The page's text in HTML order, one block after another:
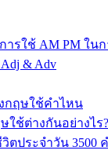
ารใช้ AM PM ใน
& Adv
กฤษใช้คำไหน
ใช้ต่างกันอย่างไร?
ตประจำวัน 3500